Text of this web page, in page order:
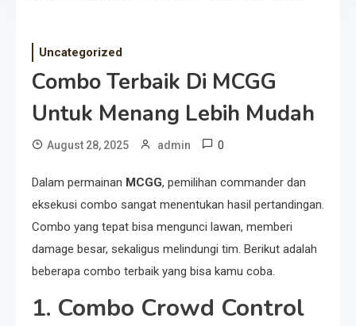
Uncategorized
Combo Terbaik Di MCGG
Untuk Menang Lebih Mudah
August 28, 2025 admin 0
Dalam permainan MCGG, pemilihan commander dan
eksekusi combo sangat menentukan hasil pertandingan.
Combo yang tepat bisa mengunci lawan, memberi
damage besar, sekaligus melindungi tim. Berikut adalah
beberapa combo terbaik yang bisa kamu coba.
1. Combo Crowd Control